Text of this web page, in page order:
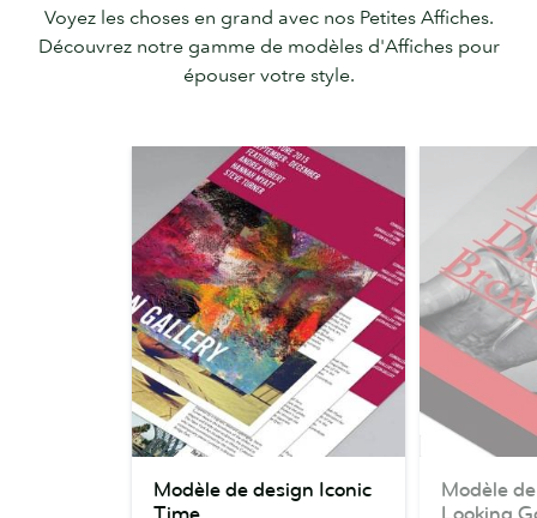
Voyez les choses en grand avec nos Petites Affiches.
Découvrez notre gamme de modèles d'Affiches pour
épouser votre style.
Modèle de design Iconic
Modèle